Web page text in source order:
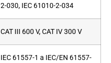
2-030, IEC 61010-2-034
CAT III 600 V, CAT IV 300 V
IEC 61557-1 a IEC/EN 61557-